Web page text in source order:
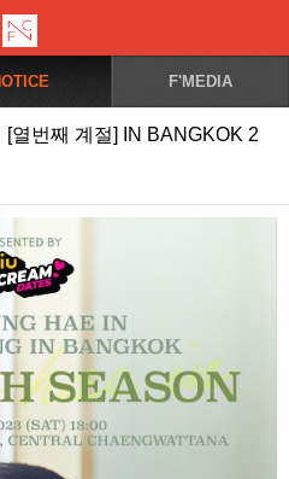
F'MEDIA
열번째 계절] IN BANGKOK 2